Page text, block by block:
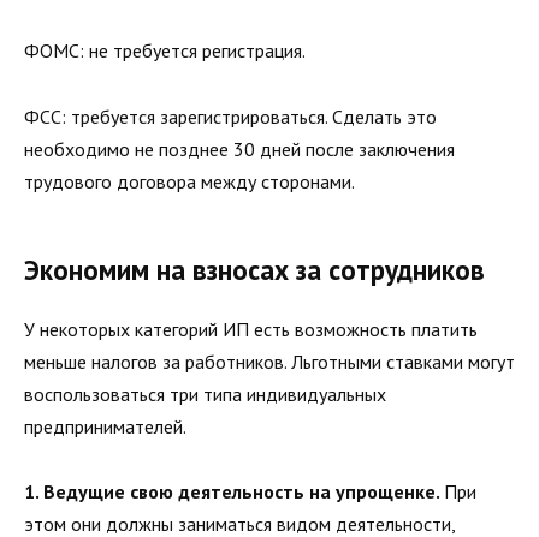
ФОМС: не требуется регистрация.
ФСС: требуется зарегистрироваться. Сделать это
необходимо не позднее 30 дней после заключения
трудового договора между сторонами.
Экономим на взносах за сотрудников
У некоторых категорий ИП есть возможность платить
меньше налогов за работников. Льготными ставками могут
воспользоваться три типа индивидуальных
предпринимателей.
1. Ведущие свою деятельность на упрощенке. При
этом они должны заниматься видом деятельности,